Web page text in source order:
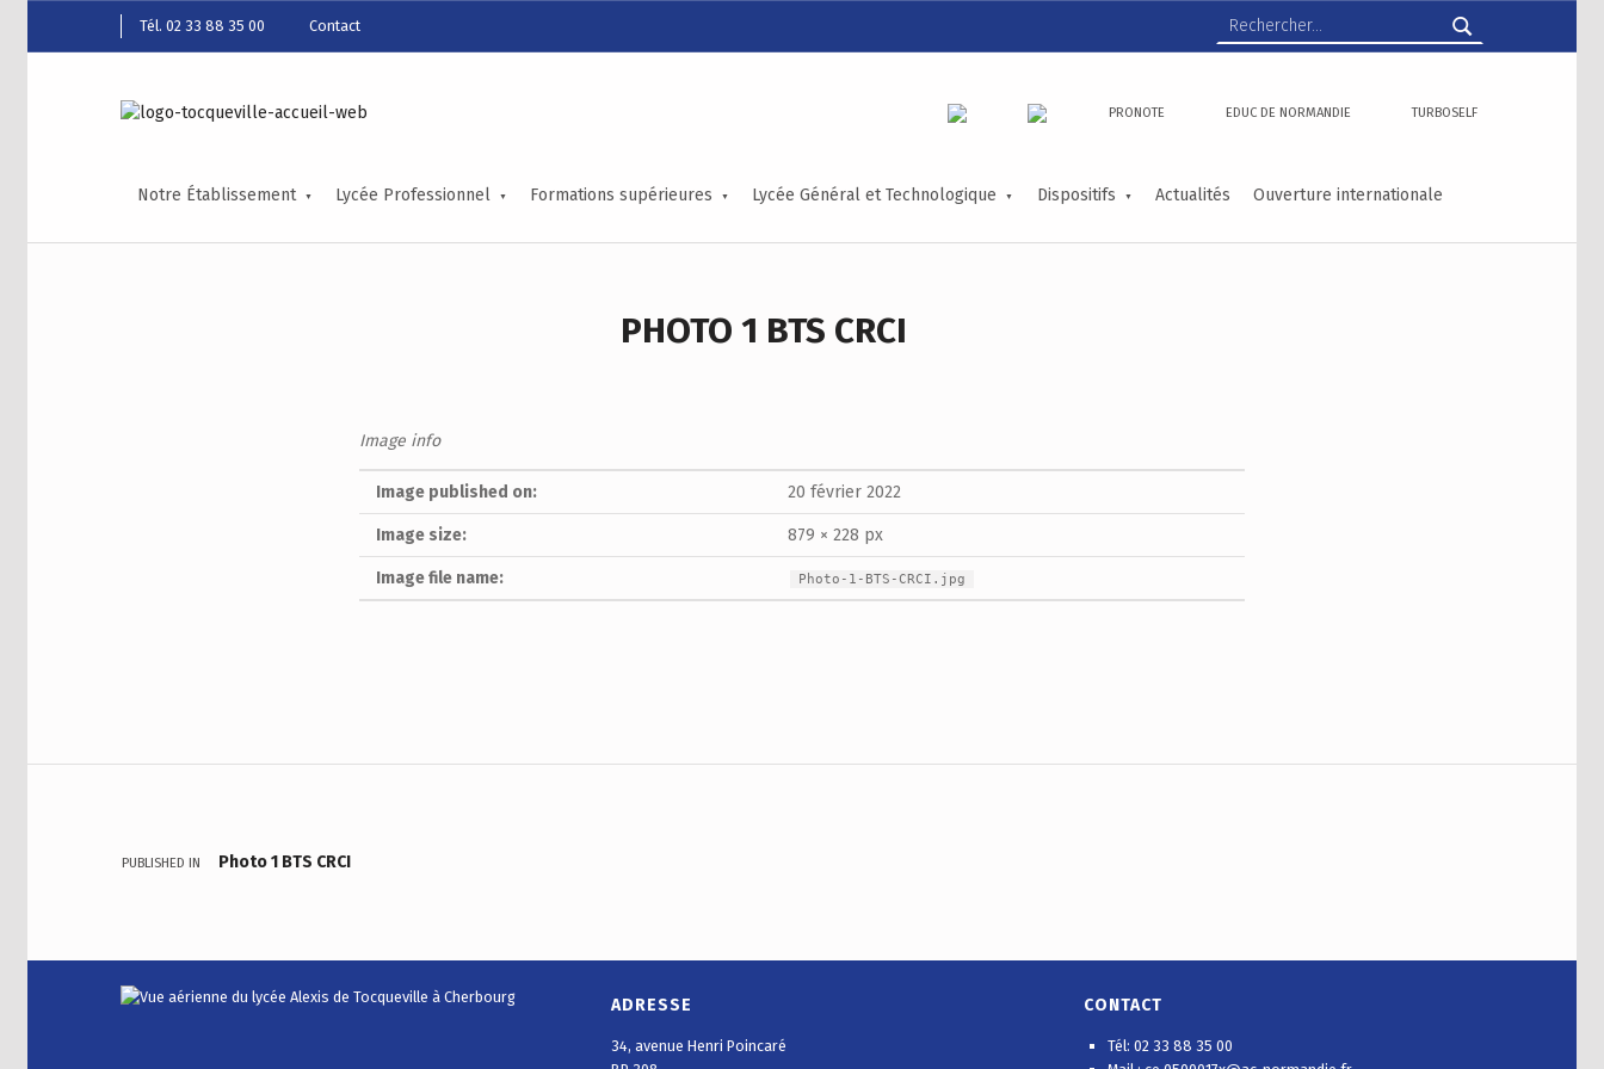
Notre Établissement Lycée Professionnel Formations supérieures Lycée Général et Technologique Dispositifs Actualités Ouverture internationale
PRONOTE EDUC DE NORMANDIE TURBOSELF
Tél. 02 33 88 35 00 Contact
PHOTO 1 BTS CRCI
Image info
Image published on: 20 février 2022
Image size: 879 × 228 px
Image file name: Photo-1-BTS-CRCI.jpg
Navigation de l’article
PUBLISHED IN Photo 1 BTS CRCI
ADRESSE
34, avenue Henri Poincaré
CONTACT
Tél: 02 33 88 35 00